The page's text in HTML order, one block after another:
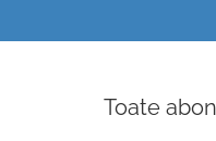
Toate